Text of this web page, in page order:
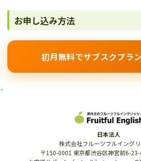
お申し込み方法
初月無料でサブスクプラ
`
日本法人
株式会社フルーツフルイング
〒150-0001 東京都渋谷区神宮前6-